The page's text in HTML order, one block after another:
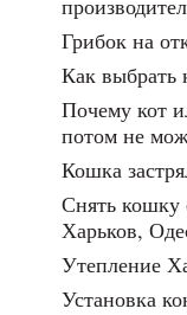
Грибок на
Как выбрать
Почему кот
потом не
Кошка
Снять кошку
Харьков,
Утепление
Установка